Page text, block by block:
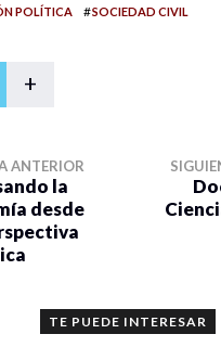
POLÍTICA #SOCIEDAD CIVIL
+
ANTERIOR
la
desde
TE PUEDE INTERESAR